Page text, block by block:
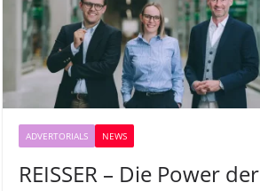
ADVERTORIALS NEWS
REISSER – Die Power der